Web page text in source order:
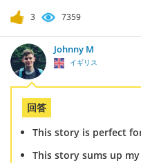
3 7359
Johnny M
イギリス
回答
This story is perfect
This story sums up